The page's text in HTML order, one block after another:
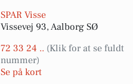
SPAR Visse
Vissevej 93, Aalborg SØ
72 33 24 ..
Se på kort